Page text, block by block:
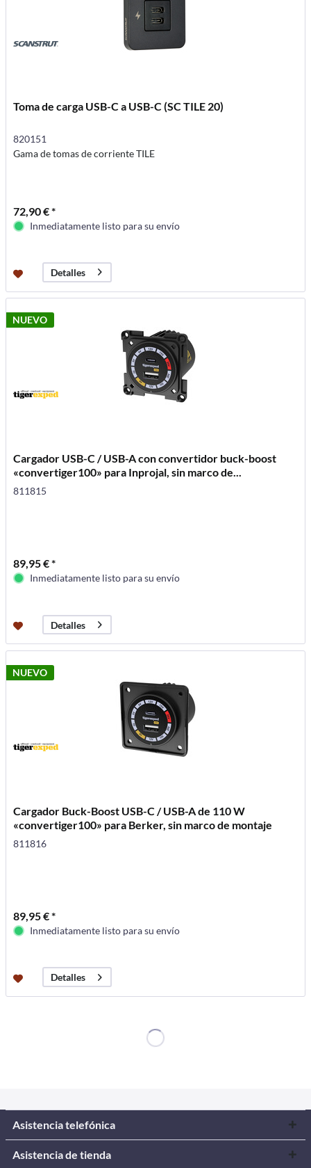
Toma de carga USB-C a USB-C (SC TILE 20)
820151
Gama de tomas de corriente TILE
72,90 € *
Inmediatamente listo para su envío
Detalles
NUEVO
Cargador USB-C / USB-A con convertidor buck-boost
«convertiger100» para Inprojal, sin marco de...
811815
89,95 € *
Inmediatamente listo para su envío
Detalles
NUEVO
Cargador Buck-Boost USB-C / USB-A de 110 W
«convertiger100» para Berker, sin marco de montaje
811816
89,95 € *
Inmediatamente listo para su envío
Detalles
Asistencia telefónica
Asistencia de tienda